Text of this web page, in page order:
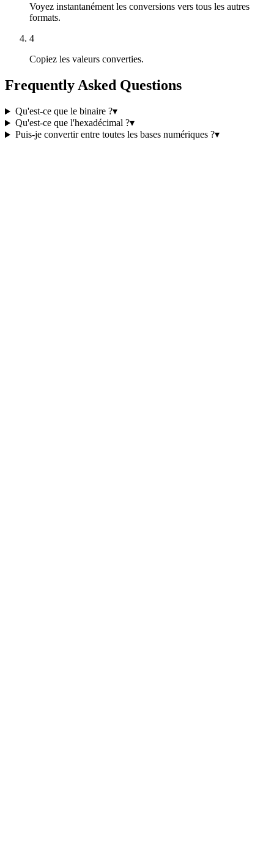
Voyez instantanément les conversions vers tous les autres
formats.
4
Copiez les valeurs converties.
Frequently Asked Questions
Qu'est-ce que le binaire ?▾
Qu'est-ce que l'hexadécimal ?▾
Puis-je convertir entre toutes les bases numériques ?▾